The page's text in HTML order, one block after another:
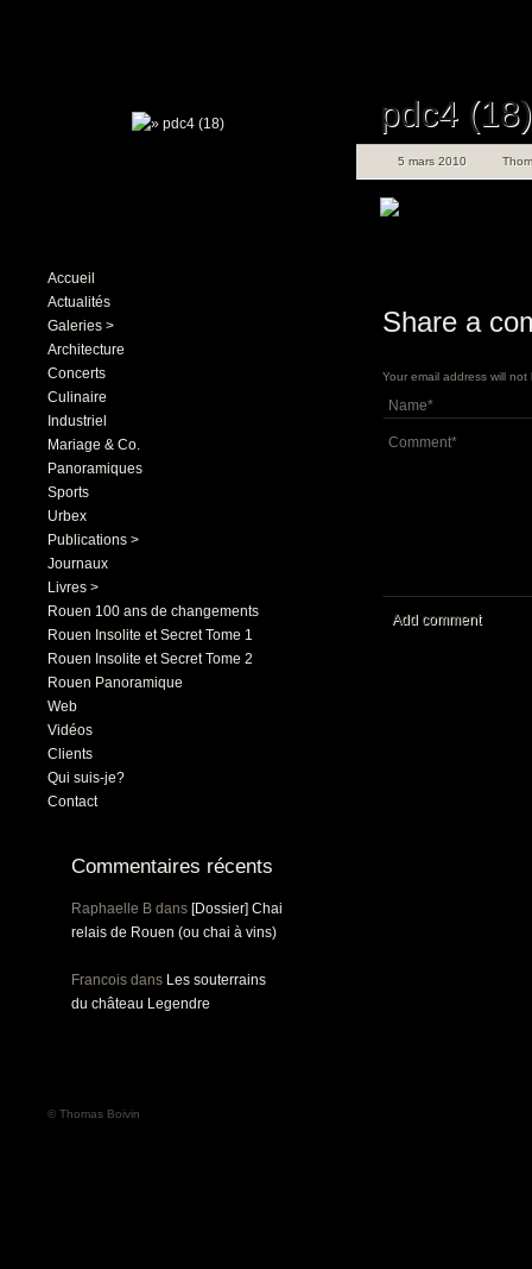
Accueil
Actualités
Galeries >
Architecture
Concerts
Culinaire
Industriel
Mariage & Co.
Panoramiques
Sports
Urbex
Publications >
Journaux
Livres >
Rouen 100 ans de changements
Rouen Insolite et Secret Tome 1
Rouen Insolite et Secret Tome 2
Rouen Panoramique
Web
Vidéos
Clients
Qui suis-je?
Contact
Commentaires récents
Raphaelle B dans [Dossier] Chai
relais de Rouen (ou chai à vins)
Francois dans Les souterrains
du château Legendre
pdc4 (18)
5 mars 2010
Share a
Your email address will
Add comment
© Thomas Boivin